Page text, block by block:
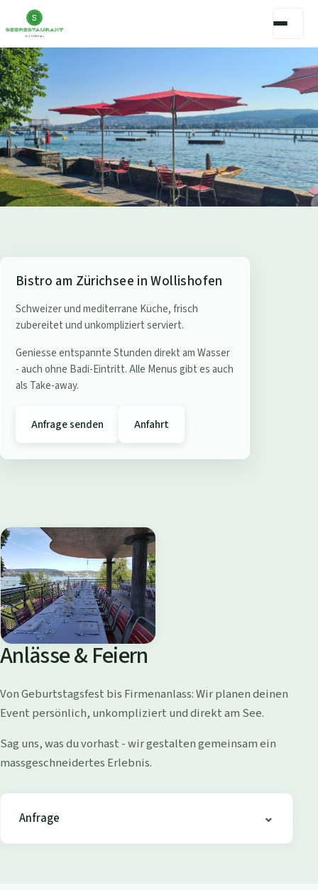
S
e
e
e
s
r
B
a
d
i
W
o
l
i
s
h
o
e
n
Bistro am Zürichsee in Wollishofen
Schweizer und mediterrane Küche, frisch
zubereitet und unkompliziert serviert.
Geniesse entspannte Stunden direkt am Wasser
- auch ohne Badi-Eintritt. Alle Menus gibt es auch
als Take-away.
Anfrage senden Anfahrt
Anlässe & Feiern
Von Geburtstagsfest bis Firmenanlass: Wir planen deinen
Event persönlich, unkompliziert und direkt am See.
Sag uns, was du vorhast - wir gestalten gemeinsam ein
massgeschneidertes Erlebnis.
Anfrage